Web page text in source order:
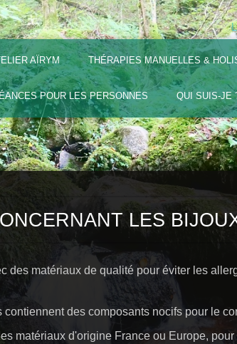
AÏRYM THÉRAPIES MANUELLES &
POUR LES PERSONNES QUI SUIS-JE
LES
des matériaux de qualité pour éviter les
des composants nocifs pour le
matériaux d'origine France ou Europe,